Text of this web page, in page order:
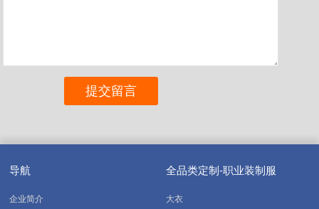
导航
企业简介
全品类定制-职业装制服
大衣